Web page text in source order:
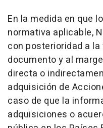
En la medida en que
normativa aplicable,
con posterioridad a
documento y al
directa o
adquisición de
caso de que la
adquisiciones o